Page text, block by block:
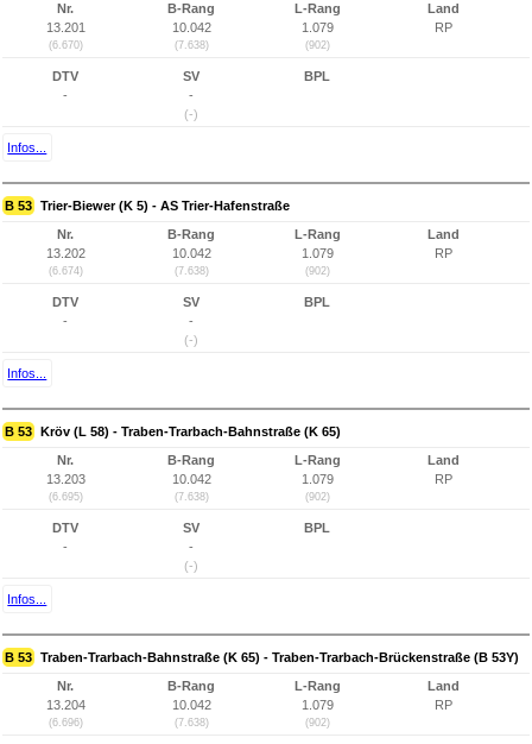
Nr.
13.201
(6.670)
B-Rang
10.042
(7.638)
L-Rang
1.079
(902)
Land
RP
DTV
-
SV
-
(-)
BPL
Infos...
B 53 Trier-Biewer (K 5) - AS Trier-Hafenstraße
Nr.
13.202
(6.674)
B-Rang
10.042
(7.638)
L-Rang
1.079
(902)
Land
RP
DTV
-
SV
-
(-)
BPL
Infos...
B 53 Kröv (L 58) - Traben-Trarbach-Bahnstraße (K 65)
Nr.
13.203
(6.695)
B-Rang
10.042
(7.638)
L-Rang
1.079
(902)
Land
RP
DTV
-
SV
-
(-)
BPL
Infos...
B 53 Traben-Trarbach-Bahnstraße (K 65) - Traben-Trarbach-Brückenstraße (B 53Y)
Nr.
13.204
(6.696)
B-Rang
10.042
(7.638)
L-Rang
1.079
(902)
Land
RP